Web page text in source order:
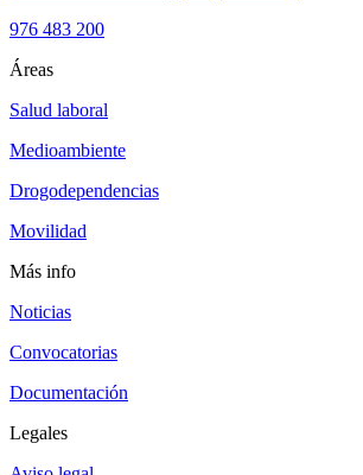
976 483 200
Áreas
Salud laboral
Medioambiente
Drogodependencias
Movilidad
Más info
Noticias
Convocatorias
Documentación
Legales